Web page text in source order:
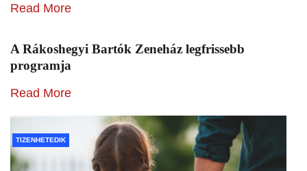
Read More
A Rákoshegyi Bartók Zeneház legfrissebb
programja
Read More
TIZENHETEDIK